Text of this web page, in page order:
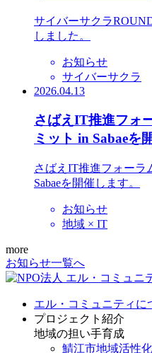
サイバーサクラ
しました。
お知らせ
サイバーサクラ
2026.04.13
さばえIT推進フォ
ミット in Sabaeを
さばえIT推進フォーラ
Sabaeを開催します。
お知らせ
地域 × IT
more
お知らせ一覧へ
エル・コミュニティに
プロジェクト紹介
地域の担い手育成
鯖江市地域活性